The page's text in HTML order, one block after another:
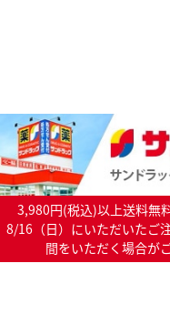
3,980円(税込)以上送料無
8/16（日）にいただいたご
間をいただく場合が